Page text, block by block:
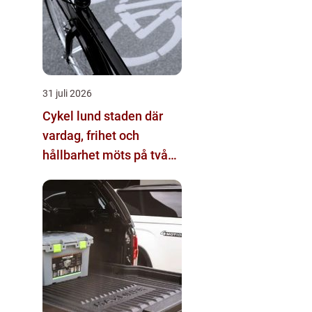
31 juli 2026
Cykel lund staden där
vardag, frihet och
hållbarhet möts på två